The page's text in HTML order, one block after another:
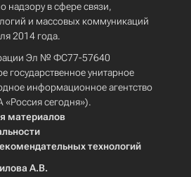
надзору в сфере связи,
и массовых коммуникаций
2014 года.
Эл № ФС77-57640
государственное унитарное
информационное агентство
сегодня»).
материалов
технологий
А.В.